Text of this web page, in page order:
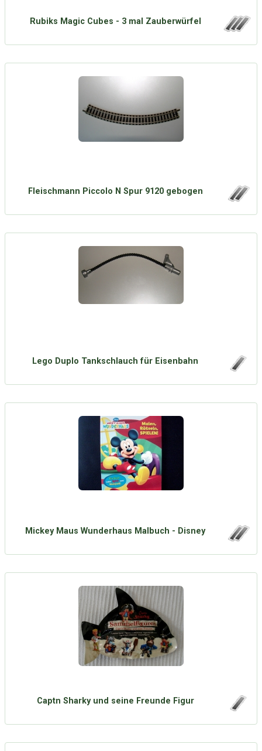
Rubiks Magic Cubes - 3 mal Zauberwürfel
Fleischmann Piccolo N Spur 9120 gebogen
Lego Duplo Tankschlauch für Eisenbahn
Mickey Maus Wunderhaus Malbuch - Disney
Captn Sharky und seine Freunde Figur